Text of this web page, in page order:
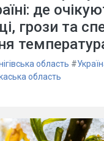
де
грози та
область #
область